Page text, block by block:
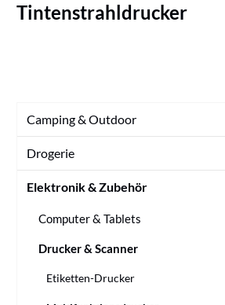
Tintenstrahldrucker
Camping & Outdoor
Drogerie
Elektronik & Zubehör
Computer & Tablets
Drucker & Scanner
Etiketten-Drucker